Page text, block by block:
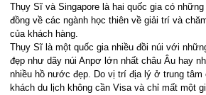
Thụy Sĩ và Singapore là hai quốc gia có
đồng về các ngành học thiên về giải trí và
của khách hàng.
Thụy Sĩ là một quốc gia nhiều đồi núi với
đẹp như dãy núi Anpơ lớn nhất châu Âu hay
nhiều hồ nước đẹp. Do vị trí địa lý ở trung
khách du lịch không cần Visa và chỉ mất một